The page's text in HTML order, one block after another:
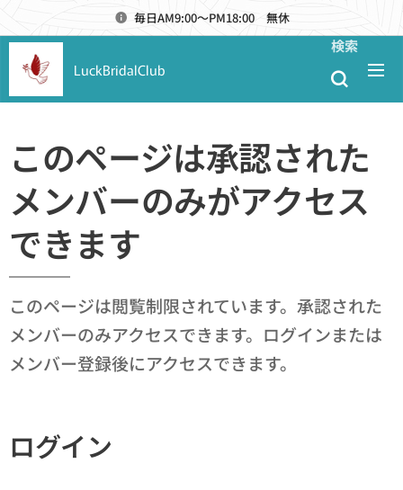
毎日AM9:00～PM18:00 無休
LuckBridalClub
検索
このページは承認された
メンバーのみがアクセス
できます
このページは閲覧制限されています。承認された
メンバーのみアクセスできます。ログインまたは
メンバー登録後にアクセスできます。
ログイン